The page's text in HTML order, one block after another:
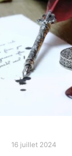
16 juillet 2024